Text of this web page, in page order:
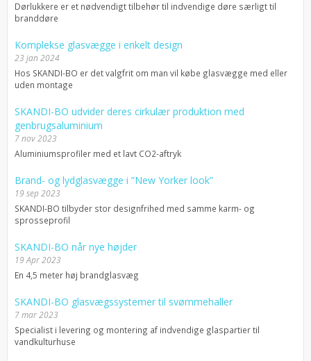
Dørlukkere er et nødvendigt tilbehør til indvendige døre særligt til
branddøre
Komplekse glasvægge i enkelt design
23 jan 2024
Hos SKANDI-BO er det valgfrit om man vil købe glasvægge med eller
uden montage
SKANDI-BO udvider deres cirkulær produktion med
genbrugsaluminium
7 nov 2023
Aluminiumsprofiler med et lavt CO2-aftryk
Brand- og lydglasvægge i ”New Yorker look”
19 sep 2023
SKANDI-BO tilbyder stor designfrihed med samme karm- og
sprosseprofil
SKANDI-BO når nye højder
19 Apr 2023
En 4,5 meter høj brandglasvæg
SKANDI-BO glasvægssystemer til svømmehaller
7 mar 2023
Specialist i levering og montering af indvendige glaspartier til
vandkulturhuse